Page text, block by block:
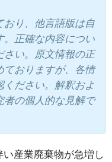
おり、他言語版は自
。正確な内容につい
さい。原文情報の正
ておりますが、各情
ださい。解釈およ
者の個人的な見解で
産業廃棄物が急増し